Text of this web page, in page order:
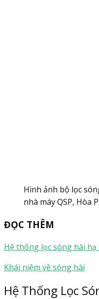
Hình ảnh bộ lọc
nhà máy QSP, Hòa
ĐỌC THÊM
Hệ thống lọc sóng hài hạ
Khái niệm về sóng hài
Hệ Thống Lọc